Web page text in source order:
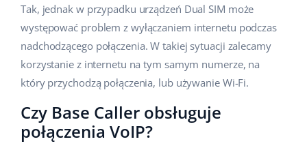
Tak, jednak w przypadku urządzeń Dual SIM może
występować problem z wyłączaniem internetu podczas
nadchodzącego połączenia. W takiej sytuacji zalecamy
korzystanie z internetu na tym samym numerze, na
który przychodzą połączenia, lub używanie Wi-Fi.
Czy Base Caller obsługuje
połączenia VoIP?